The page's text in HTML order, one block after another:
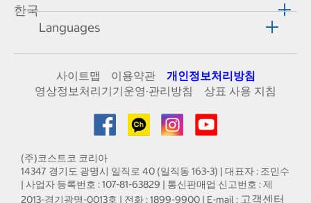
한국
Languages
사이트맵 이용약관
개인정보처리방침
영상정보처리기기운영·관리방침
상표 사용 지침
(주)코스트코 코리아
14347 경기도 광명시 일직로 40 (일직동 163-3) | 대표자 : 조민수
| 사업자 등록번호 : 107-81-63829 | 통신판매업 신고번호 : 제
2013-경기광명-0013호 | 전화 : 1899-9900 | E-mail : 고객센터